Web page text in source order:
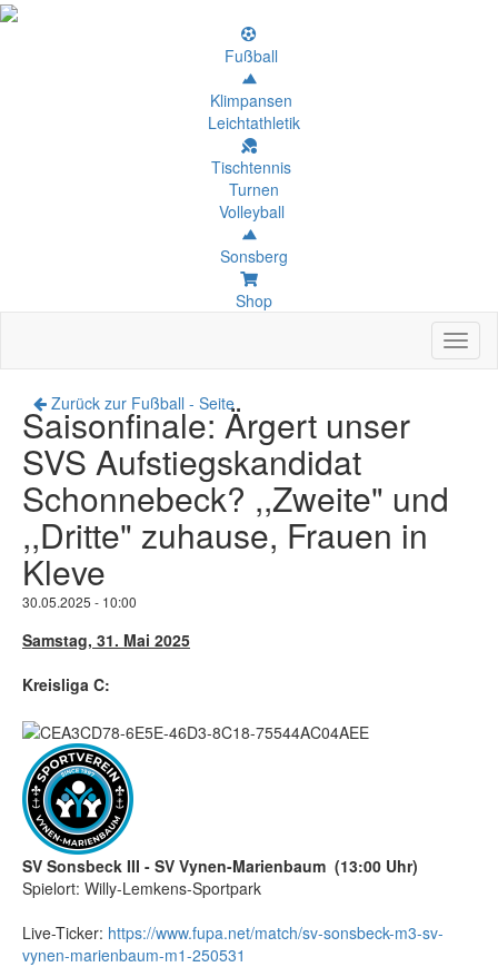
Fußball
Klimpansen
Leichtathletik
Tischtennis
Turnen
Volleyball
Sonsberg
Shop
Zurück zur Fußball - Seite
Saisonfinale: Ärgert unser
SVS Aufstiegskandidat
Schonnebeck? ,,Zweite" und
,,Dritte" zuhause, Frauen in
Kleve
30.05.2025 - 10:00
Samstag, 31. Mai 2025
Kreisliga C:
SV Sonsbeck III - SV Vynen-Marienbaum (13:00 Uhr)
Spielort: Willy-Lemkens-Sportpark
Live-Ticker: https://www.fupa.net/match/sv-sonsbeck-m3-sv-
vynen-marienbaum-m1-250531